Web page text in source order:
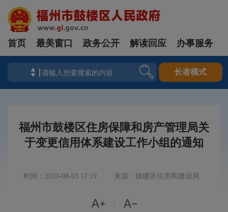
首页 最美窗口 政务公开 解读回应 办事服务
长者模式
福州市鼓楼区住房保障和房产管理局关
于变更信用体系建设工作小组的通知
时间：2020-08-03 17:19 来源：鼓楼区住房和建设局
 